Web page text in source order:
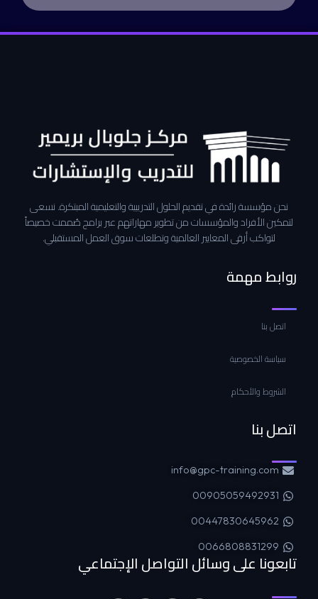
نحن مؤسسة رائدة في تقديم الحلول التدريبية والتعليمية المبتكرة. نسعى
لتمكين الأفراد والمؤسسات من تطوير مهاراتهم عبر برامج صُممت خصيصاً
لتواكب أرقى المعايير العالمية وتطلعات سوق العمل المستقبلي.
روابط مهمة
اتصل بنا
سياسة الخصوصية
الشروط والأحكام
اتصل بنا
info@gpc-training.com
00905059492931
00447830645962
0066808831299
تابعونا على وسائل التواصل الإجتماعي